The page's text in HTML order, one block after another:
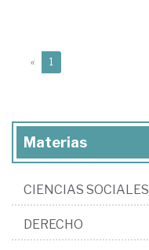
« 1
Materias
CIENCIAS SOCIALES
DERECHO